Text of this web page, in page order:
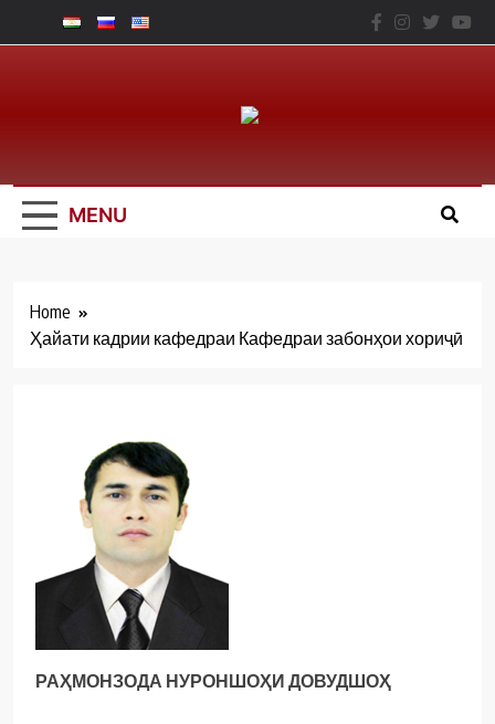
to
Юридический
Факальтет – ТНУ
MENU
Home
Ҳайати кадрии кафедраи Кафедраи забонҳои хориҷӣ
РАҲМОНЗОДА НУРОНШОҲИ ДОВУДШОҲ